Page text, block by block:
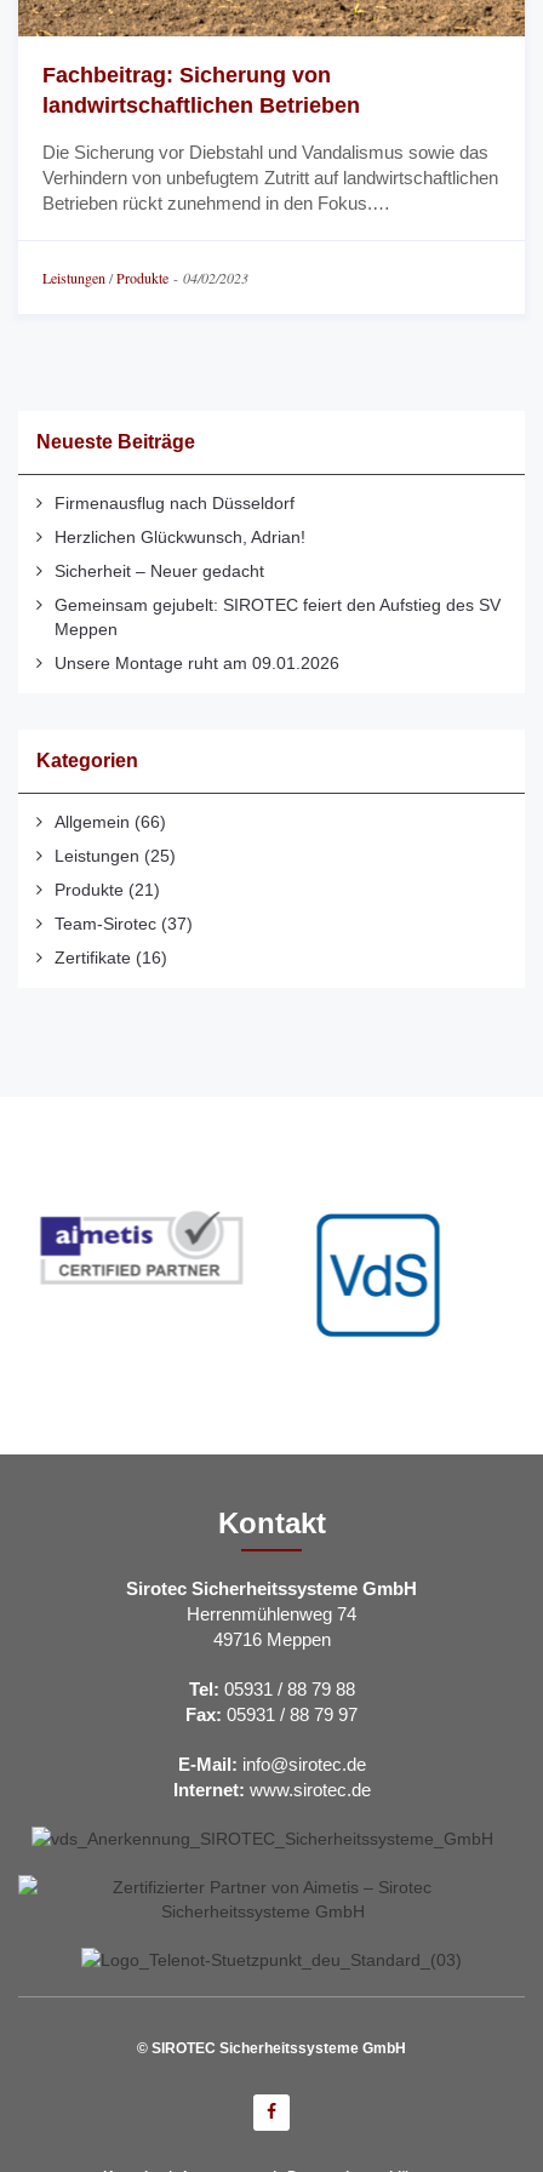
Fachbeitrag: Sicherung von
landwirtschaftlichen Betrieben
Die Sicherung vor Diebstahl und Vandalismus sowie das
Verhindern von unbefugtem Zutritt auf landwirtschaftlichen
Betrieben rückt zunehmend in den Fokus.…
Leistungen /Produkte - 04/02/2023
Neueste Beiträge
Firmenausflug nach Düsseldorf
Herzlichen Glückwunsch, Adrian!
Sicherheit – Neuer gedacht
Gemeinsam gejubelt: SIROTEC feiert den Aufstieg des SV
Meppen
Unsere Montage ruht am 09.01.2026
Kategorien
Allgemein (66)
Leistungen (25)
Produkte (21)
Team-Sirotec (37)
Zertifikate (16)
Kontakt
Sirotec Sicherheitssysteme GmbH
Herrenmühlenweg 74
49716 Meppen
Tel: 05931 / 88 79 88
Fax: 05931 / 88 79 97
E-Mail: info@sirotec.de
Internet: www.sirotec.de
© SIROTEC Sicherheitssysteme GmbH